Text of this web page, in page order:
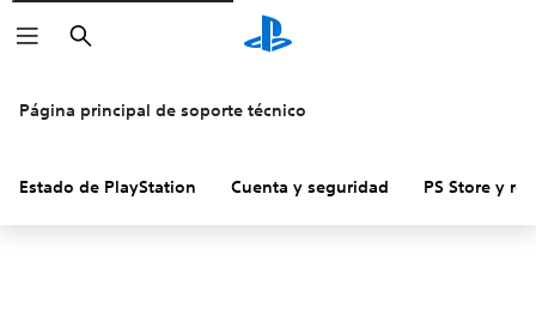
Buscar
Página principal de soporte técnico
Estado de PlayStation Cuenta y seguridad PS Store y